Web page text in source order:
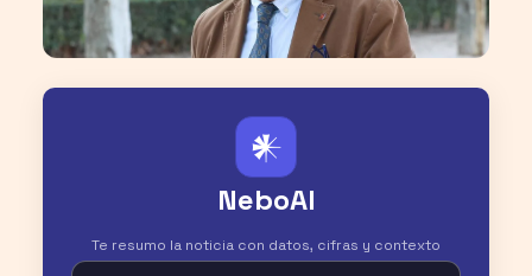
𒀭
NeboAI
Te resumo la noticia con datos, cifras y contexto